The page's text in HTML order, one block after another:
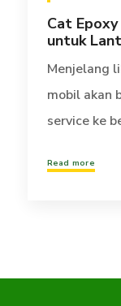
Cat
untuk
Menjelang
mobil akan
service ke
Read more